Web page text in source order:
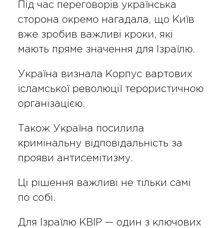
Під час переговорів українська
сторона окремо нагадала, що Київ
вже зробив важливі кроки, які
мають пряме значення для Ізраїлю.
Україна визнала Корпус вартових
ісламської революції терористичною
організацією.
Також Україна посилила
кримінальну відповідальність за
прояви антисемітизму.
Ці рішення важливі не тільки самі
по собі.
Для Ізраїлю КВІР — один з ключових